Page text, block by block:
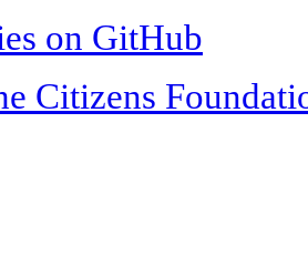
on GitHub
Citizens